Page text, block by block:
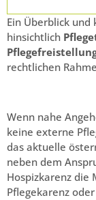
Ein Überblick und
hinsichtlich
rechtlichen
Wenn nahe
keine externe
das aktuelle
neben dem
Hospizkarenz die
Pflegekarenz